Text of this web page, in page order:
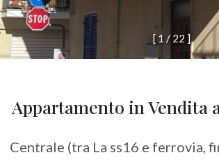
[ 1 / 22 ]
Appartamento in Vendita
Centrale (tra La ss16 e ferrovia,